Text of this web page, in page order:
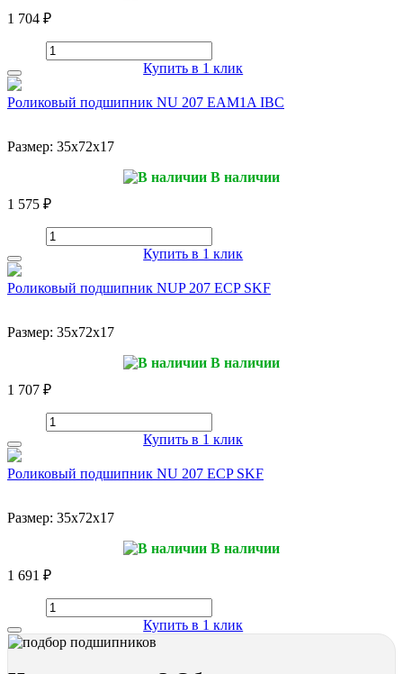
1 704 ₽
Купить в 1 клик
Роликовый подшипник NU 207 EAM1A IBC
Размер: 35x72x17
В наличии
1 575 ₽
Купить в 1 клик
Роликовый подшипник NUP 207 ECP SKF
Размер: 35x72x17
В наличии
1 707 ₽
Купить в 1 клик
Роликовый подшипник NU 207 ECP SKF
Размер: 35x72x17
В наличии
1 691 ₽
Купить в 1 клик